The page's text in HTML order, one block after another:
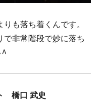
も落ち着くんです。
で非常階段で妙に落ち
橋口 武史